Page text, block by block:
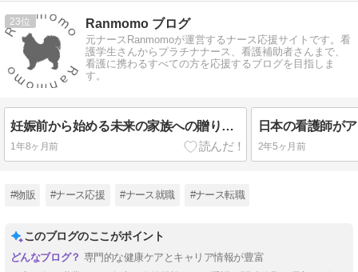
23 Ranmomo ブログ
元ナースRanmomoが運営するナース応援サイトです。看
護学生さんからプラチナナース、看護補助者さんまで、
看護に携わるすべての方を応援するブログを目指しま
す。
妊娠前から始める未来の家族への贈り物：プレコンセプションケアのすすめ
1年8ヶ月前 2年5ヶ月前
#物販 #ナース応援 #ナース就職 #ナース転職
このブログのここがポイント
専門的な健康ケアとキャリア情報が豊富